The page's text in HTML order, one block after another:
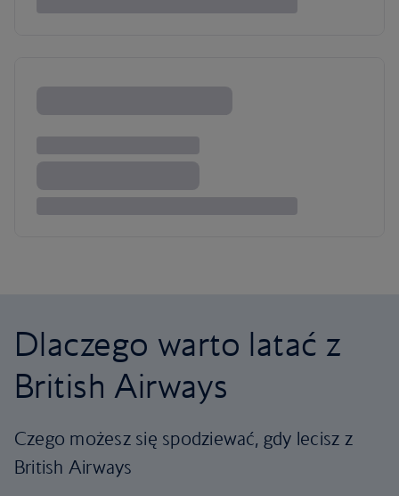
Dlaczego warto latać z
British Airways
Czego możesz się spodziewać, gdy lecisz z
British Airways